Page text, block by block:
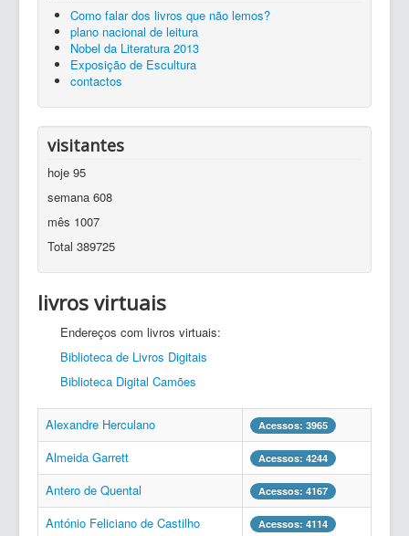
Como falar dos livros que não lemos?
plano nacional de leitura
Nobel da Literatura 2013
Exposição de Escultura
contactos
visitantes
hoje 95
semana 608
mês 1007
Total 389725
livros virtuais
Endereços com livros virtuais:
Biblioteca de Livros Digitais
Biblioteca Digital Camões
Alexandre Herculano Acessos: 3965
Almeida Garrett Acessos: 4244
Antero de Quental Acessos: 4167
António Feliciano de Castilho Acessos: 4114